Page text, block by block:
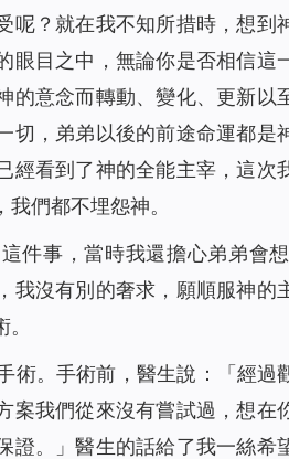
呢？就在我不知所措時，想到
眼目之中，無論你是否相信這
的意念而轉動、變化、更新以
切，弟弟以後的前途命運都是
經看到了神的全能主宰，這
們都不埋怨神。
件事，當時我還擔心弟弟會
我沒有別的奢求，願順服神的
術。手術前，醫生說：「經
案我們從來沒有嘗試過，想在
證。」醫生的話給了我一絲希